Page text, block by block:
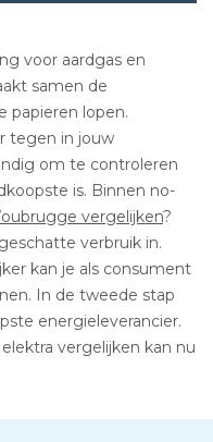
voor aardgas en
samen de
papieren lopen.
tegen in jouw
om te controleren
is. Binnen no-
vergelijken?
verbruik in.
kan je als consument
In de tweede stap
energieleverancier.
vergelijken kan nu